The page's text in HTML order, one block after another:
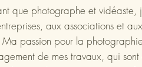
double-cliquez sur la
que photographe et vidéaste,
aux associations et
Ma passion pour la
de mes travaux, qui